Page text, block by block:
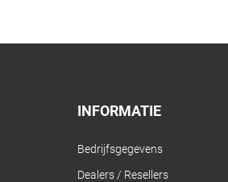
INFORMATIE
Bedrijfsgegevens
Dealers / Resellers